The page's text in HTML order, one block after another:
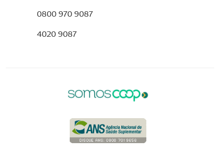
0800 970 9087
4020 9087